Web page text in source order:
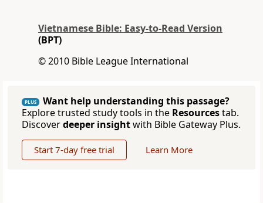
Vietnamese Bible: Easy-to-Read Version
(BPT)
© 2010 Bible League International
PLUS
Want help understanding this passage?
Explore trusted study tools in the Resourcestab.
Discoverdeeper insightwith Bible Gateway Plus.
Start 7-day free trial Learn More